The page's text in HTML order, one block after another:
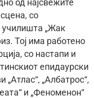
од најсвежите
со
училишта „Жак
Тој има работено
со настапи и
епидаурски
„Албатрос“,
и „Феноменон“